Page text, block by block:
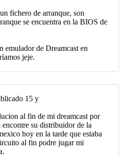
fichero de arranque, son
se encuentra en la BIOS de
emulador de Dreamcast en
jeje.
15 y
al fin de mi dreamcast por
encontre su distribuidor de la
hoy en la tarde que estaba
al fin podre jugar mi